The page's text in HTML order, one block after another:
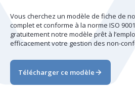
Vous cherchez un modèle de fiche de
complet et conforme à la norme ISO
gratuitement notre modèle prêt à
efficacement votre gestion des non-
Télécharger ce modèle